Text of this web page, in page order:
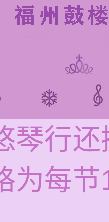
琴行
为每